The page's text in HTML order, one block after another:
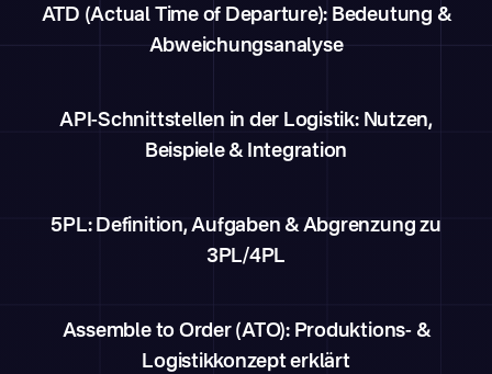
ATD (Actual Time of Departure): Bedeutung &
Abweichungsanalyse
API-Schnittstellen in der Logistik: Nutzen,
Beispiele & Integration
5PL: Definition, Aufgaben & Abgrenzung zu
3PL/4PL
Assemble to Order (ATO): Produktions- &
Logistikkonzept erklärt